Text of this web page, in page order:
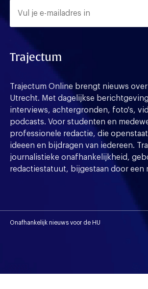
Trajectum
Trajectum Online brengt nieuws
Utrecht. Met dagelijkse
interviews, achtergronden, foto's,
podcasts. Voor studenten en
professionele redactie, die
ideeen en bijdragen van iedereen.
journalistieke onafhankelijkheid,
redactiestatuut, bijgestaan door een
Onafhankelijk nieuws voor de HU